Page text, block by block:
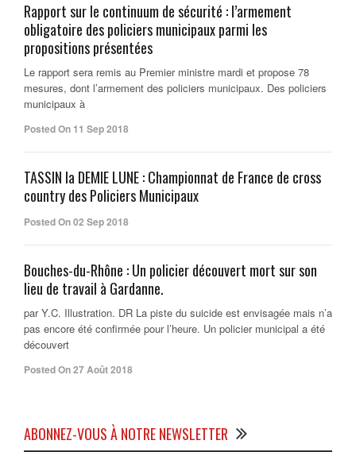
Rapport sur le continuum de sécurité : l’armement
obligatoire des policiers municipaux parmi les
propositions présentées
Le rapport sera remis au Premier ministre mardi et propose 78
mesures, dont l’armement des policiers municipaux. Des policiers
municipaux à
Posted On 11 Sep 2018
TASSIN la DEMIE LUNE : Championnat de France de cross
country des Policiers Municipaux
Posted On 02 Sep 2018
Bouches-du-Rhône : Un policier découvert mort sur son
lieu de travail à Gardanne.
par Y.C. Illustration. DR La piste du suicide est envisagée mais n’a
pas encore été confirmée pour l’heure. Un policier municipal a été
découvert
Posted On 27 Août 2018
ABONNEZ-VOUS À NOTRE NEWSLETTER